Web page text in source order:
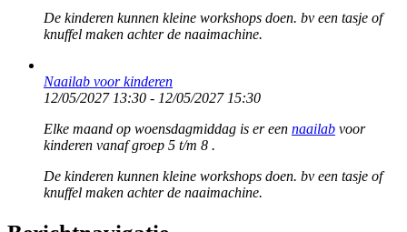
De kinderen kunnen kleine workshops doen. bv een tasje of
knuffel maken achter de naaimachine.
Naailab voor kinderen
12/05/2027 13:30 - 12/05/2027 15:30
Elke maand op woensdagmiddag is er een naailab voor
kinderen vanaf groep 5 t/m 8 .
De kinderen kunnen kleine workshops doen. bv een tasje of
knuffel maken achter de naaimachine.